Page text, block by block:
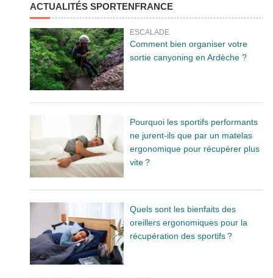
ACTUALITÉS SPORTENFRANCE
ESCALADE
Comment bien organiser votre
sortie canyoning en Ardèche ?
Pourquoi les sportifs performants
ne jurent-ils que par un matelas
ergonomique pour récupérer plus
vite ?
Quels sont les bienfaits des
oreillers ergonomiques pour la
récupération des sportifs ?